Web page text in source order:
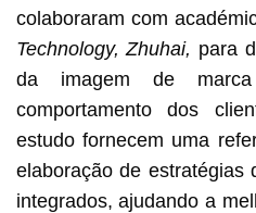
colaboraram com
Technology, Zhuhai, para
da imagem de
comportamento dos
estudo fornecem uma
elaboração de estratégias
integrados, ajudando a